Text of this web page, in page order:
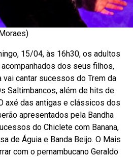
15/04, às 16h30, os adultos
dos seus filhos,
vai cantar sucessos do Trem da
Saltimbancos, além de hits de
axé das antigas e clássicos dos
apresentados pela Bandha
do Chiclete com Banana,
de Águia e Banda Beijo. O Mais
com o pernambucano Geraldo